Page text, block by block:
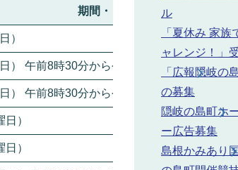
期間・日時
）
） 午前8時30分から令和8年7月22日（水曜日
） 午前8時30分から令和8年7月15日（水曜日
）
）
ル
「夏休み 家
ャレンジ！」
「広報隠岐の
の募集
隠岐の島町ホ
ー広告募集
島根かみあり